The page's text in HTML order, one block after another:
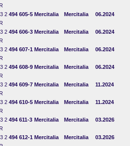
2 494 605-5 Mercitalia Mercitalia 06.2024
2 494 606-3 Mercitalia Mercitalia 06.2024
2 494 607-1 Mercitalia Mercitalia 06.2024
2 494 608-9 Mercitalia Mercitalia 06.2024
2 494 609-7 Mercitalia Mercitalia 11.2024
2 494 610-5 Mercitalia Mercitalia 11.2024
2 494 611-3 Mercitalia Mercitalia 03.2026
2 494 612-1 Mercitalia Mercitalia 03.2026